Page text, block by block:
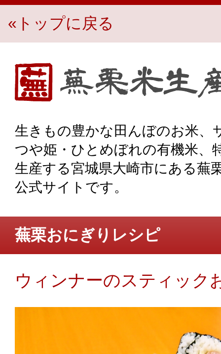
«トップに戻る
生きもの豊かな田んぼのお米、
つや姫・ひとめぼれの有機米、
生産する宮城県大崎市にある蕪
公式サイトです。
蕪栗おにぎりレシピ
ウィンナーのスティック